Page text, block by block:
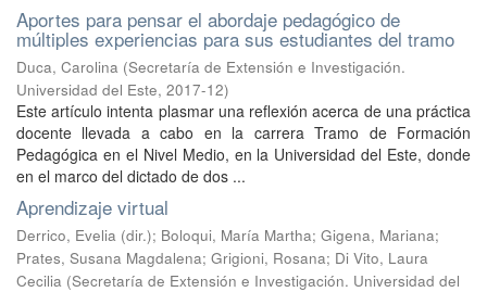
Aportes para pensar el abordaje pedagógico de
múltiples experiencias para sus estudiantes del tramo
Duca, Carolina (Secretaría de Extensión e Investigación.
Universidad del Este, 2017-12)
Este artículo intenta plasmar una reflexión acerca de una práctica
docente llevada a cabo en la carrera Tramo de Formación
Pedagógica en el Nivel Medio, en la Universidad del Este, donde
en el marco del dictado de dos ...
Aprendizaje virtual
Derrico, Evelia (dir.); Boloqui, María Martha; Gigena, Mariana;
Prates, Susana Magdalena; Grigioni, Rosana; Di Vito, Laura
Cecilia (Secretaría de Extensión e Investigación. Universidad del